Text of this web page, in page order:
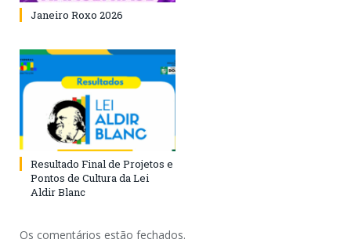
Janeiro Roxo 2026
Resultado Final de Projetos e
Pontos de Cultura da Lei
Aldir Blanc
Os comentários estão fechados.